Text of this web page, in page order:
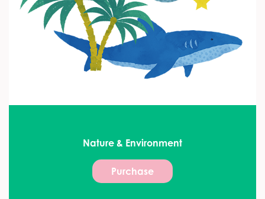
Nature & Environment
Purchase